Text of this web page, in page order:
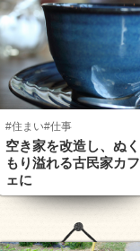
#住まい#仕事
空き家を改造し、ぬく
もり溢れる古民家カフ
ェに